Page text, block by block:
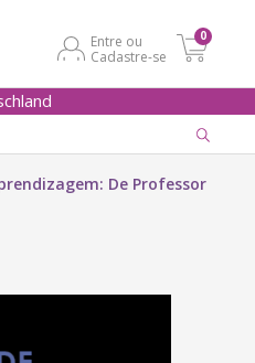
Entre ou
Cadastre-se
0
De Professor